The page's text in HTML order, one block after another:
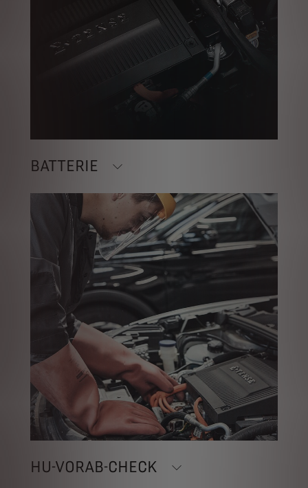
BATTERIE
HU-VORAB-CHECK